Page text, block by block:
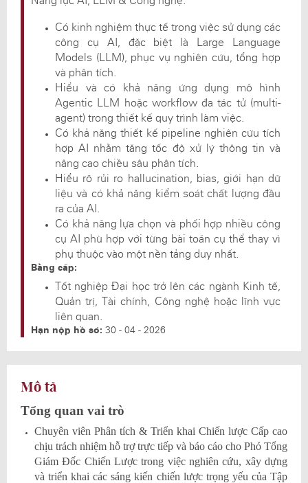
Có kinh nghiệm thực tế trong việc sử dụng các
công cụ AI, đặc biệt là Large Language
Models (LLM), phục vụ nghiên cứu, tổng hợp
và phân tích.
Hiểu và có khả năng ứng dụng mô hình
Agentic LLM hoặc workflow đa tác tử (multi-
agent) trong thiết kế quy trình làm việc.
Có khả năng thiết kế pipeline nghiên cứu tích
hợp AI nhằm tăng tốc độ xử lý thông tin và
nâng cao chiều sâu phân tích.
Hiểu rõ rủi ro hallucination, bias, giới hạn dữ
liệu và có khả năng kiểm soát chất lượng đầu
ra của AI.
Có khả năng lựa chọn và phối hợp nhiều công
cụ AI phù hợp với từng bài toán cụ thể thay vì
phụ thuộc vào một nền tảng duy nhất.
Bằng cấp:
Tốt nghiệp Đại học trở lên các ngành Kinh tế,
Quản trị, Tài chính, Công nghệ hoặc lĩnh vực
liên quan.
Hạn nộp hồ sơ: 30 - 04 - 2026
Mô tả
Tổng quan vai trò
Chuyên viên Phân tích & Triển khai Chiến lược Cấp cao
chịu trách nhiệm hỗ trợ trực tiếp và báo cáo cho Phó Tổng
Giám Đốc Chiến Lược trong việc nghiên cứu, xây dựng
và triển khai các sáng kiến chiến lược trọng yếu của Tập